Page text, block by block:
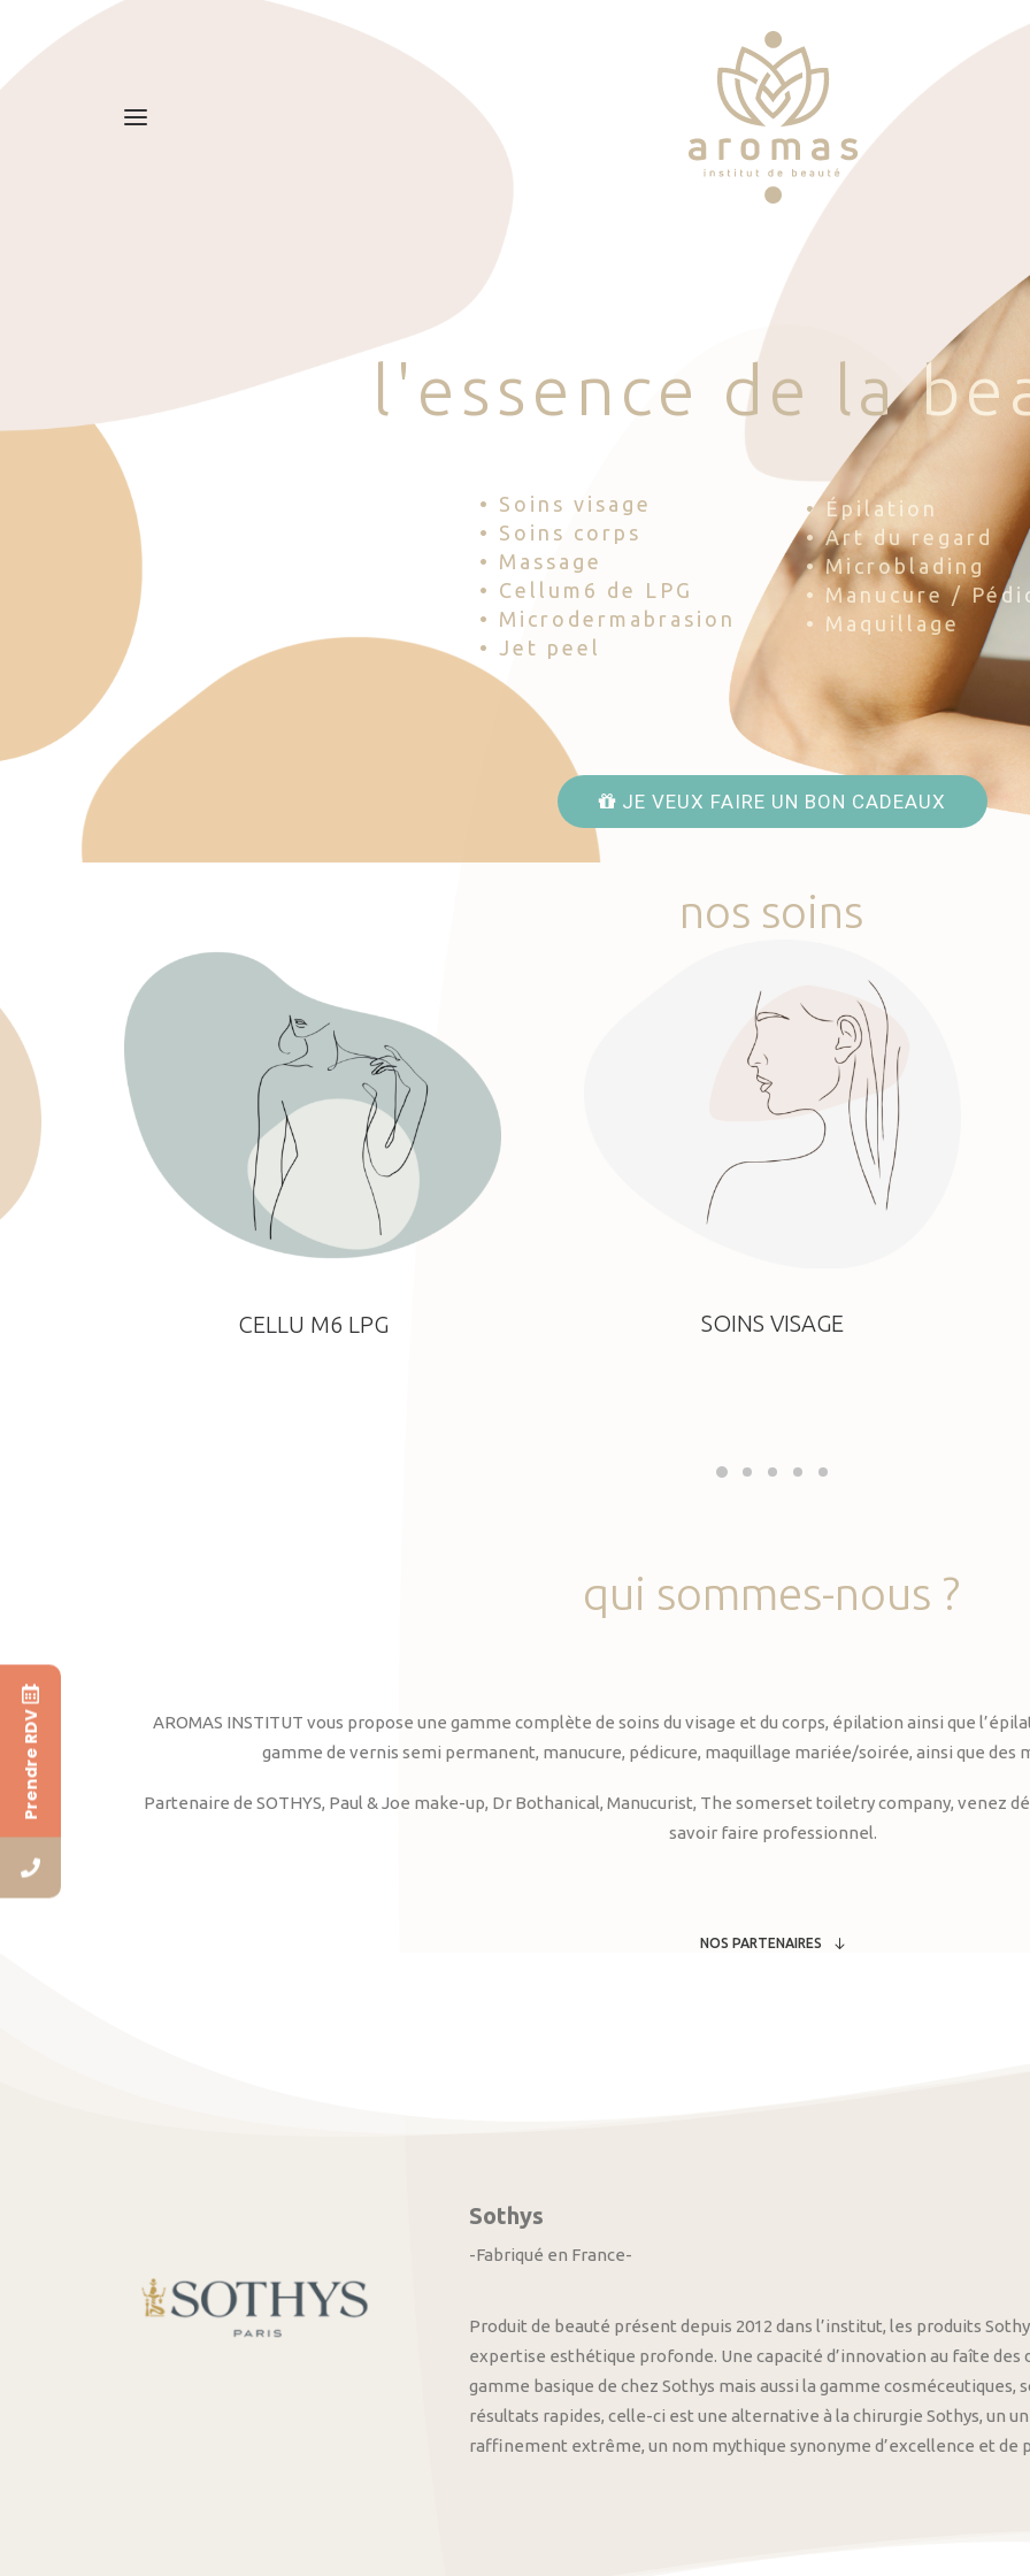
l 'esse nce d e la be
• Soins visage
• Soins corps
• Massage
• Cellum6 de LPG
• Microdermabrasion
• Jet peel
• Épilation
• Art du regard
• Microblading
• Manucure /
• Maquillage
JE VEUX FAIRE UN BON CADEAUX
nos soins
CELLU M6 LPG SOINS VISAGE
qui sommes-nous ?
AROMAS INSTITUT vous propose une gamme complète de soins du visage et du corps, épilation ainsi que
gamme de vernis semi permanent, manucure, pédicure, maquillage mariée/soirée, ainsi que des
Partenaire de SOTHYS, Paul & Joe make-up, Dr Bothanical, Manucurist, The somerset toiletry company, venez
savoir faire professionnel.
NOS PARTENAIRES
Sothys
-Fabriqué en France-
Produit de beauté présent depuis 2012 dans l’institut, les produits
expertise esthétique profonde. Une capacité d’innovation au faîte
gamme basique de chez Sothys mais aussi la gamme
résultats rapides, celle-ci est une alternative à la chirurgie Sothys, un
raffinement extrême, un nom mythique synonyme d’excellence et de
Prendre RDV